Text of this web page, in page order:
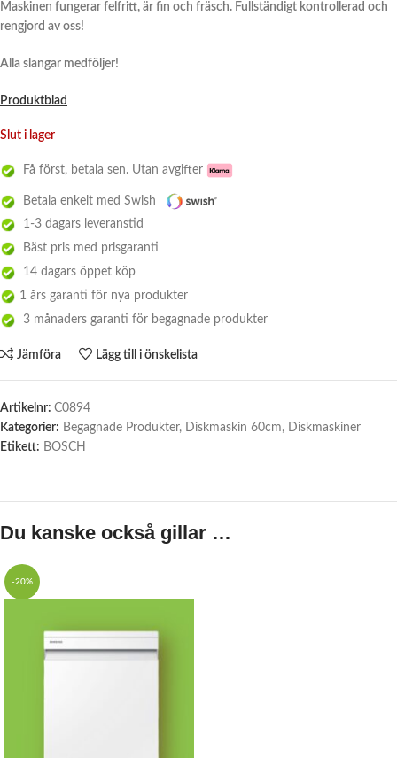
Maskinen fungerar felfritt, är fin och fräsch. Fullständigt kontrollerad och
rengjord av oss!
Alla slangar medföljer!
Produktblad
Slut i lager
Få först, betala sen. Utan avgifter
Betala enkelt med Swish
1-3 dagars leveranstid
Bäst pris med prisgaranti
14 dagars öppet köp
1 års garanti för nya produkter
3 månaders garanti för begagnade produkter
Jämföra Lägg till i önskelista
Artikelnr: C0894
Kategorier: Begagnade Produkter, Diskmaskin 60cm, Diskmaskiner
Etikett: BOSCH
Du kanske också gillar …
-20%